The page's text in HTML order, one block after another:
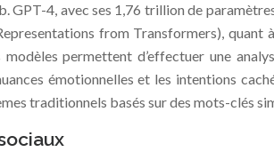
GPT-4, avec ses 1,76 trillion de
from Transformers),
permettent d’effectuer une
émotionnelles et les intentions
traditionnels basés sur des mots-clés